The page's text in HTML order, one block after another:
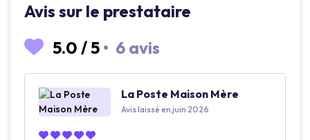
Avis sur le prestataire
5.0 /5 • 6 avis
La Poste Maison Mère
Avis laissé en juin 2026